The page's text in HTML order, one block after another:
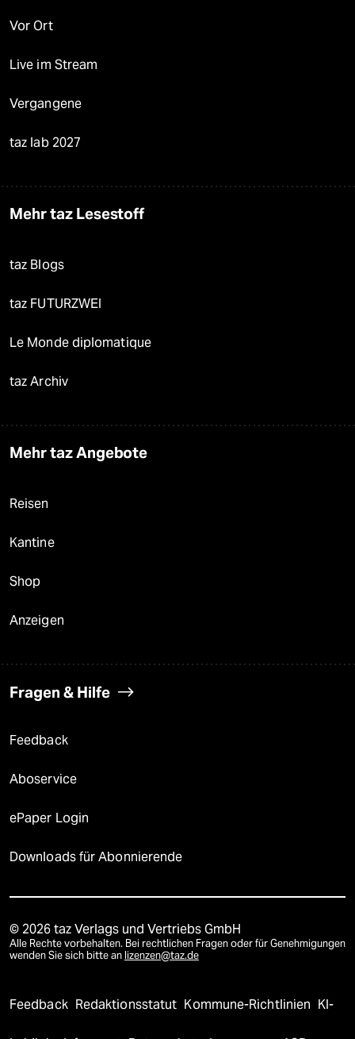
Vor Ort
Live im Stream
Vergangene
taz lab 2027
Mehr taz Lesestoff
taz Blogs
taz FUTURZWEI
Le Monde diplomatique
taz Archiv
Mehr taz Angebote
Reisen
Kantine
Shop
Anzeigen
Fragen & Hilfe
Feedback
Aboservice
ePaper Login
Downloads für Abonnierende
© 2026 taz Verlags und Vertriebs GmbH
Alle Rechte vorbehalten. Bei rechtlichen Fragen oder für Genehmigungen
wenden Sie sich bitte an lizenzen@taz.de
Feedback Redaktionsstatut Kommune-Richtlinien KI-